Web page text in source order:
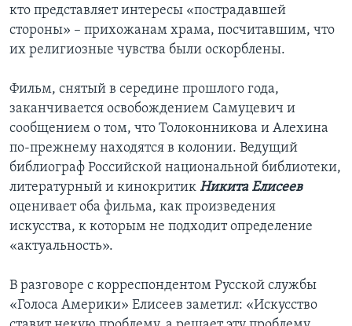
кто представляет интересы «пострадавшей
стороны» – прихожанам храма, посчитавшим, что
их религиозные чувства были оскорблены.
Фильм, снятый в середине прошлого года,
заканчивается освобождением Самуцевич и
сообщением о том, что Толоконникова и Алехина
по-прежнему находятся в колонии. Ведущий
библиограф Российской национальной библиотеки,
литературный и кинокритик Никита Елисеев
оценивает оба фильма, как произведения
искусства, к которым не подходит определение
«актуальность».
В разговоре с корреспондентом Русской службы
«Голоса Америки» Елисеев заметил: «Искусство